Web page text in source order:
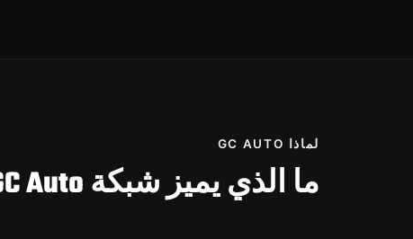
لماذا GC AUTO
ما الذي يميز شبكة GC Auto